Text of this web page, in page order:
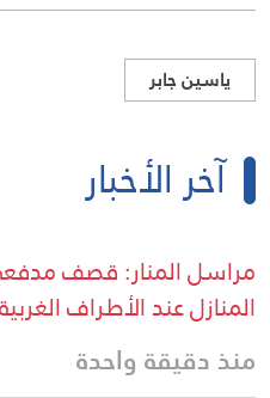
ياسين جابر
آخر الأخبار
مراسل المنار: قصف
المنازل عند الأطراف
منذ دقيقة واحدة